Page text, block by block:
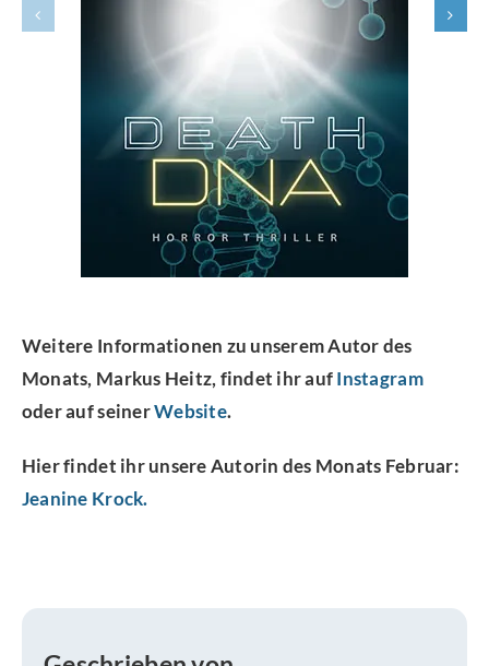
Weitere Informationen zu unserem Autor des
Monats, Markus Heitz, findet ihr aufInstagram
oder auf seinerWebsite.
Hier findet ihr unsereAutorin des Monats Februar:
Jeanine Krock.